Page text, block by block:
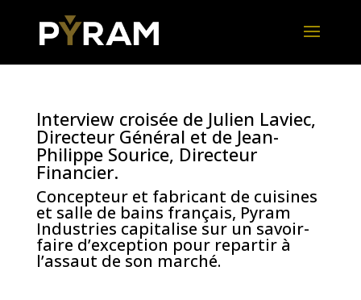
Interview croisée de Julien Laviec,
Directeur Général et de Jean-
Philippe Sourice, Directeur
Financier.
Concepteur et fabricant de cuisines
et salle de bains français, Pyram
Industries capitalise sur un savoir-
faire d’exception pour repartir à
l’assaut de son marché.